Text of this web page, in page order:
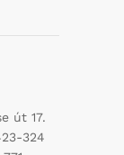
út 17.
324